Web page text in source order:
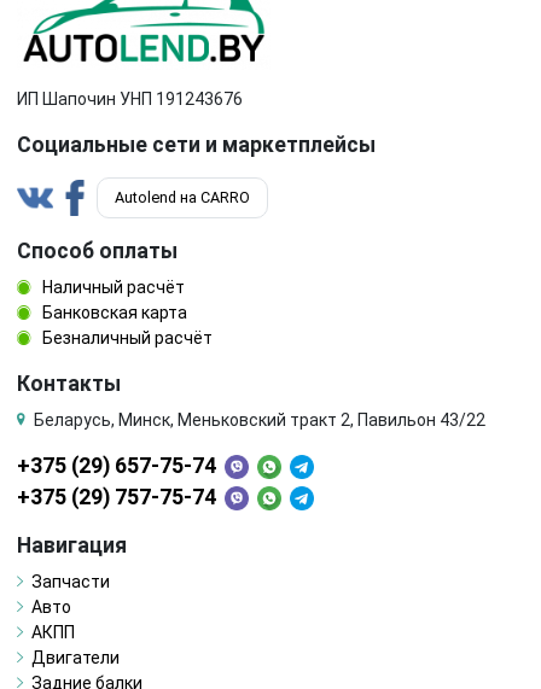
ИП Шапочин УНП 191243676
Социальные сети и маркетплейсы
Autolend на CARRO
Способ оплаты
Наличный расчёт
Банковская карта
Безналичный расчёт
Контакты
Беларусь, Минск, Меньковский тракт 2, Павильон 43/22
+375 (29) 657-75-74
+375 (29) 757-75-74
Навигация
Запчасти
Авто
АКПП
Двигатели
Задние балки